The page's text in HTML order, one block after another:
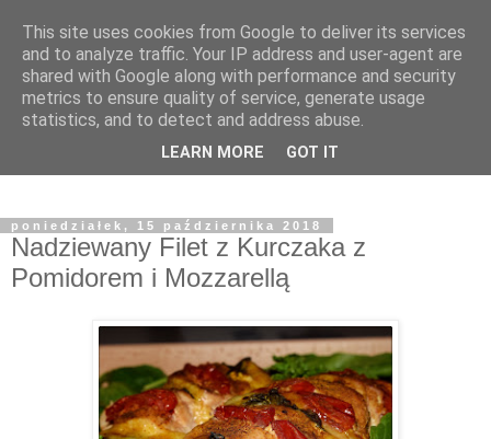
poniedziałek, 15 października 2018
Nadziewany Filet z Kurczaka z
Pomidorem i Mozzarellą
This site uses cookies from Google to deliver its services
and to analyze traffic. Your IP address and user-agent are
shared with Google along with performance and security
metrics to ensure quality of service, generate usage
statistics, and to detect and address abuse.
LEARN MORE GOT IT